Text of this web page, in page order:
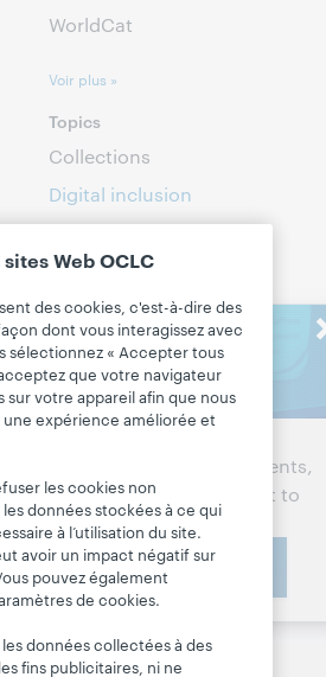
WorldCat
Voir plus »
Topics
Collections
Digital inclusion
Open Access
Stay in the
know
updates, research, events,
and much more—right to
your inbox.
Subscribe now
Discutez des prochaines
bibliothèque
Nous contacter
À propos
À propos d'OCLC
Emplois
Web OCLC
des cookies, c'est-à-dire des
dont vous interagissez avec
sélectionnez « Accepter tous
que votre navigateur
sur votre appareil afin que nous
une expérience améliorée et
les cookies non
données stockées à ce qui
à l’utilisation du site.
avoir un impact négatif sur
pouvez également
de cookies.
données collectées à des
fins publicitaires, ni ne